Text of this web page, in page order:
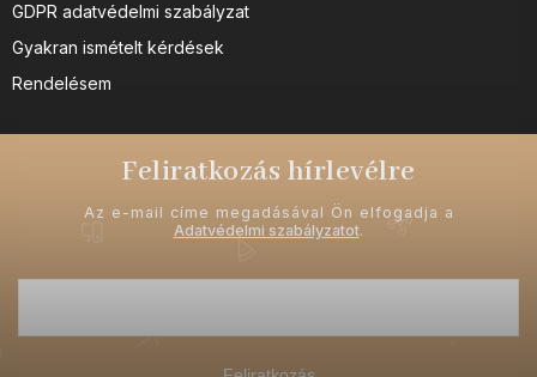
GDPR adatvédelmi szabályzat
Gyakran ismételt kérdések
Rendelésem
Feliratkozás hírlevélre
Az e-mail címe megadásával Ön elfogadja a
Adatvédelmi szabályzatot.